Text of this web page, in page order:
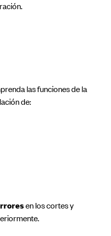
las funciones de la
de:
en los cortes y